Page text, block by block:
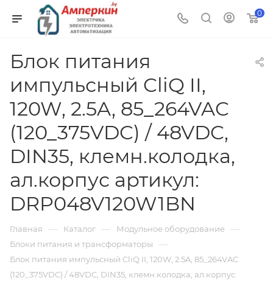
0
Блок питания
импульсный CliQ II,
120W, 2.5A, 85_264VAC
(120_375VDC) / 48VDC,
DIN35, клемн.колодка,
ал.корпус артикул:
DRP048V120W1BN
Главная — Каталог — Модульное оборудование —
Блоки питания и трансформаторы —
Блок питания импульсный CliQ II, 120W, 2.5A, 85_264VAC
(120_375VDC) / 48VDC, DIN35, клемн.колодка, ал.корпус